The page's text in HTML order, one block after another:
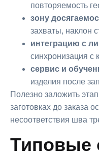
повторяемость
зону
захваты, наклон
интеграцию с
синхронизация с
сервис и
изделия после
Полезно заложить
заготовках до заказа
несоответствия шва
Типовые